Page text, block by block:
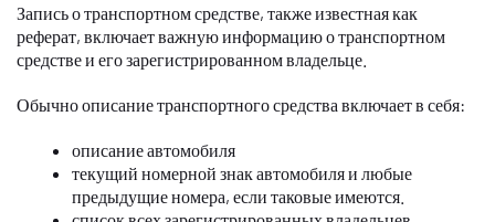
Запись о транспортном средстве, также известная как
реферат, включает важную информацию о транспортном
средстве и его зарегистрированном владельце.
Обычно описание транспортного средства включает в себя:
описание автомобиля
текущий номерной знак автомобиля и любые
предыдущие номера, если таковые имеются.